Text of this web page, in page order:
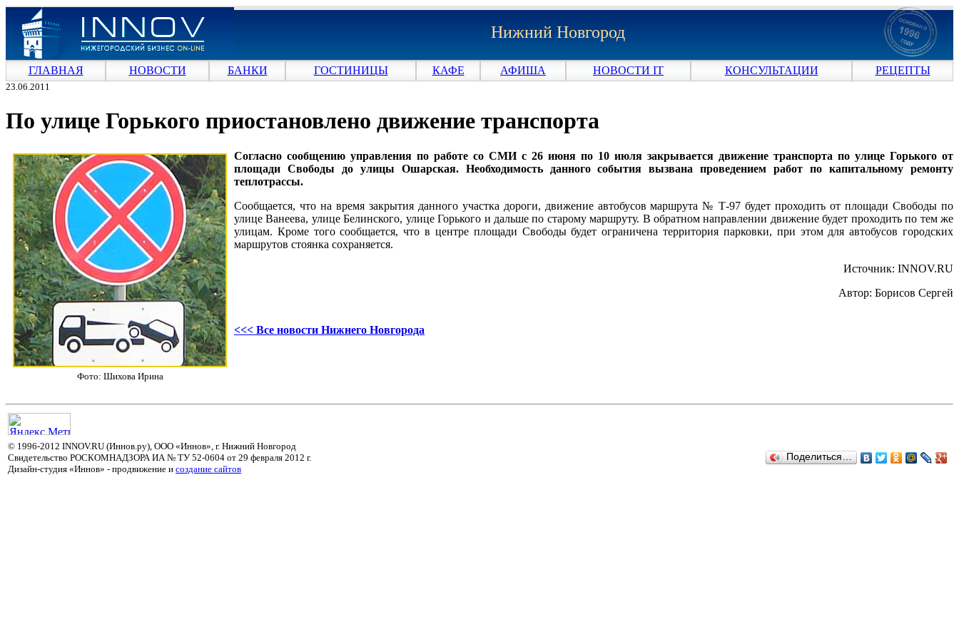
Нижний Новгород
ГЛАВНАЯ НОВОСТИ БАНКИ ГОСТИНИЦЫ КАФЕ АФИША НОВОСТИ IT КОНСУЛЬТАЦИИ РЕЦЕПТЫ
23.06.2011
По улице Горького приостановлено движение транспорта
Фото: Шихова Ирина
Согласно сообщению управления по работе со СМИ с 26 июня по 10 июля закрывается движение транспорта по улице Горького от
площади Свободы до улицы Ошарская. Необходимость данного события вызвана проведением работ по капитальному ремонту
теплотрассы.
Сообщается, что на время закрытия данного участка дороги, движение автобусов маршрута № Т-97 будет проходить от площади Свободы по
улице Ванеева, улице Белинского, улице Горького и дальше по старому маршруту. В обратном направлении движение будет проходить по тем же
улицам. Кроме того сообщается, что в центре площади Свободы будет ограничена территория парковки, при этом для автобусов городских
маршрутов стоянка сохраняется.
Источник: INNOV.RU
Автор: Борисов Сергей
<<< Все новости Нижнего Новгорода
© 1996-2012 INNOV.RU (Иннов.ру), ООО «Иннов», г. Нижний Новгород
Свидетельство РОСКОМНАДЗОРА ИА № ТУ 52-0604 от 29 февраля 2012 г.
Дизайн-студия «Иннов» - продвижение и cоздание сайтов
Поделиться…